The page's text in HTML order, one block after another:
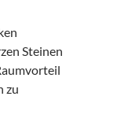
Steinen
zu